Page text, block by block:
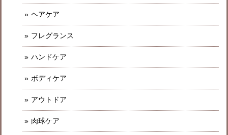
ヘアケア
フレグランス
ハンドケア
ボディケア
アウトドア
肉球ケア